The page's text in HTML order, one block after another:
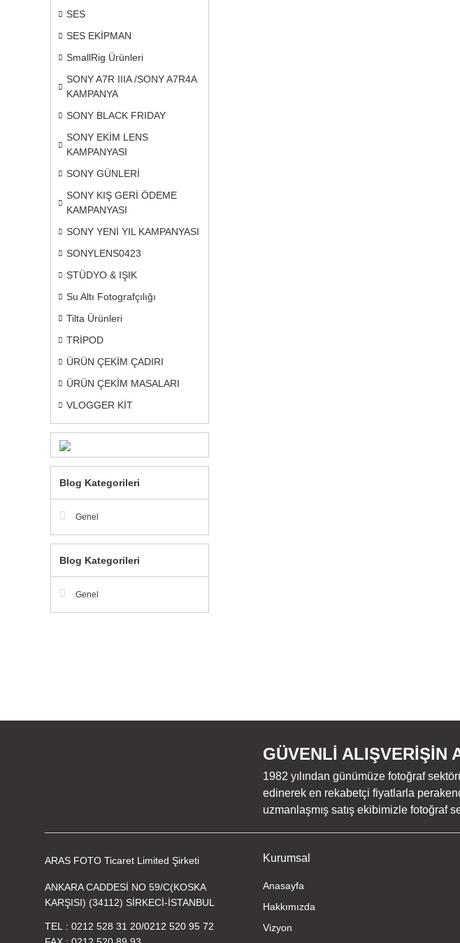
SES
SES EKİPMAN
SmallRig Ürünleri
SONY A7R IIIA /SONY A7R4A
KAMPANYA
SONY BLACK FRIDAY
SONY EKİM LENS
KAMPANYASI
SONY GÜNLERİ
SONY KIŞ GERİ ÖDEME
KAMPANYASI
SONY YENİ YIL KAMPANYASI
SONYLENS0423
STÜDYO & IŞIK
Su Altı Fotografçılığı
Tilta Ürünleri
TRİPOD
ÜRÜN ÇEKİM ÇADIRI
ÜRÜN ÇEKİM MASALARI
VLOGGER KİT
Blog Kategorileri
Genel
Blog Kategorileri
Genel
GÜVENLİ ALIŞVERİŞİN
1982 yılından günümüze fotoğraf
edinerek en rekabetçi fiyatlarla
uzmanlaşmış satış ekibimizle fotoğraf
ARAS FOTO Ticaret Limited Şirketi
ANKARA CADDESİ NO 59/C(KOSKA
KARŞISI) (34112) SİRKECİ-İSTANBUL
TEL 0212 528 31 20/0212 520 95 72
Kurumsal
Anasayfa
Hakkımızda
Vizyon